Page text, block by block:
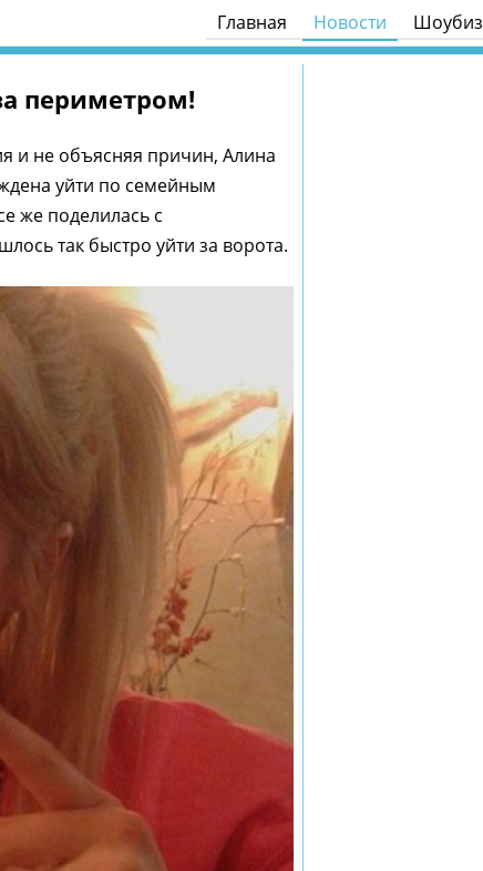
Главная Новости Шоубиз
периметром!
и не объясняя причин, Алина
уйти по семейным
же поделилась с
так быстро уйти за ворота.